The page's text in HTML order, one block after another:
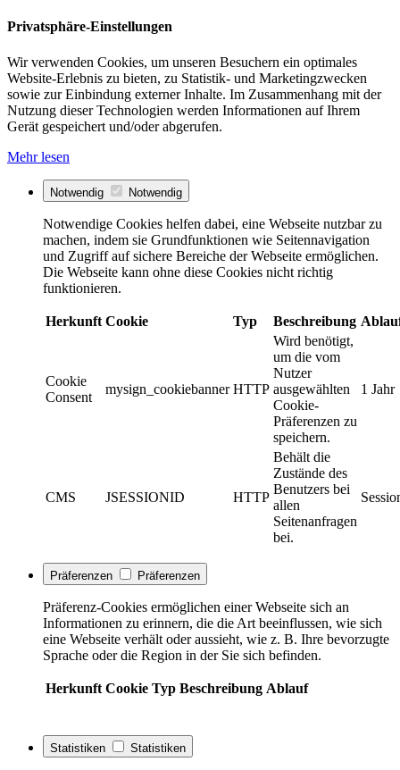
Privatsphäre-Einstellungen
Wir verwenden Cookies, um unseren Besuchern ein optimales
Website-Erlebnis zu bieten, zu Statistik- und Marketingzwecken
sowie zur Einbindung externer Inhalte. Im Zusammenhang mit der
Nutzung dieser Technologien werden Informationen auf Ihrem
Gerät gespeichert und/oder abgerufen.
Mehr lesen
Notwendig Notwendig
Notwendige Cookies helfen dabei, eine Webseite nutzbar zu
machen, indem sie Grundfunktionen wie Seitennavigation
und Zugriff auf sichere Bereiche der Webseite ermöglichen.
Die Webseite kann ohne diese Cookies nicht richtig
funktionieren.
Herkunft Cookie Typ Beschreibung
Cookie
Consent
mysign_cookiebanner HTTP
Wird benötigt,
um die vom
Nutzer
ausgewählten
Cookie-
Präferenzen zu
speichern.
1 Jahr
CMS JSESSIONID HTTP
Behält die
Zustände des
Benutzers bei
allen
Seitenanfragen
bei.
Präferenzen Präferenzen
Präferenz-Cookies ermöglichen einer Webseite sich an
Informationen zu erinnern, die die Art beeinflussen, wie sich
eine Webseite verhält oder aussieht, wie z. B. Ihre bevorzugte
Sprache oder die Region in der Sie sich befinden.
Herkunft Cookie Typ Beschreibung Ablauf
Statistiken Statistiken